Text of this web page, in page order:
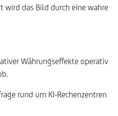
wird das Bild durch eine wahre
Währungseffekte operativ
rund um KI-Rechenzentren